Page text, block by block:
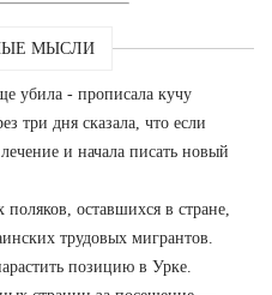
МЫСЛИ
убила - прописала кучу
три дня сказала, что если
и начала писать новый
оставшихся в стране,
трудовых мигрантов.
позицию в Урке.